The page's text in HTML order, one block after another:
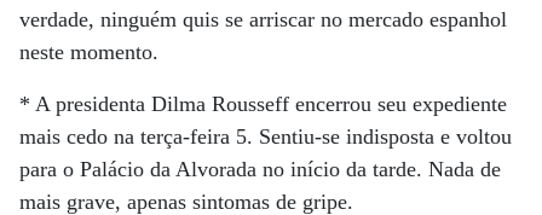
verdade, ninguém quis se arriscar no mercado espanhol
neste momento.
* A presidenta Dilma Rousseff encerrou seu expediente
mais cedo na terça-feira 5. Sentiu-se indisposta e voltou
para o Palácio da Alvorada no início da tarde. Nada de
mais grave, apenas sintomas de gripe.